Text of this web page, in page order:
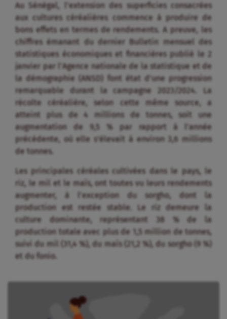
Au Sénégal, l’extension des superficies consacrées
aux cultures céréalières commence à produire de
bons effets en termes de rendements. A preuve, les
chiffres émanant du dernier Bulletin mensuel des
statistiques économiques et financières publié le 2
janvier par l’Agence nationale de la statistique et de
la démographie (ANSD) font état d’une progression
remarquable durant la campagne 2023/2024. La
récolte céréalière, selon cette même source, a
atteint plus de 4 millions de tonnes, soit une
augmentation de 9,5 % par rapport à l’année
précédente, où elle s’élevait à environ 3,6 millions
de tonnes.
Les principales céréales cultivées dans le pays, le
riz, le mil et le maïs, ont toutes vu leurs rendements
augmenter, à l’exception du sorgho, dont la
production est restée stable. Le riz demeure la
culture dominante, représentant 38 % de la
production totale avec plus de 1,5 million de tonnes,
suivi du mil (31,4 %), du maïs (21,2 %), du sorgho (9 %)
et du fonio.